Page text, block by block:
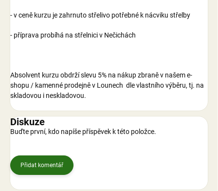
- v ceně kurzu je zahrnuto střelivo potřebné k nácviku střelby
- příprava probíhá na střelnici v Nečichách
Absolvent kurzu obdrží slevu 5% na nákup zbraně v našem e-
shopu / kamenné prodejně v Lounech dle vlastního výběru, tj. na
skladovou i neskladovou.
Diskuze
Buďte první, kdo napíše příspěvek k této položce.
Přidat komentář